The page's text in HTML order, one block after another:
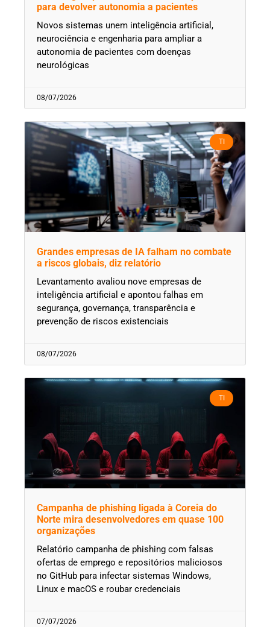
para devolver autonomia a pacientes
Novos sistemas unem inteligência artificial,
neurociência e engenharia para ampliar a
autonomia de pacientes com doenças
neurológicas
08/07/2026
TI
Grandes empresas de IA falham no combate
a riscos globais, diz relatório
Levantamento avaliou nove empresas de
inteligência artificial e apontou falhas em
segurança, governança, transparência e
prevenção de riscos existenciais
08/07/2026
TI
Campanha de phishing ligada à Coreia do
Norte mira desenvolvedores em quase 100
organizações
Relatório campanha de phishing com falsas
ofertas de emprego e repositórios maliciosos
no GitHub para infectar sistemas Windows,
Linux e macOS e roubar credenciais
07/07/2026